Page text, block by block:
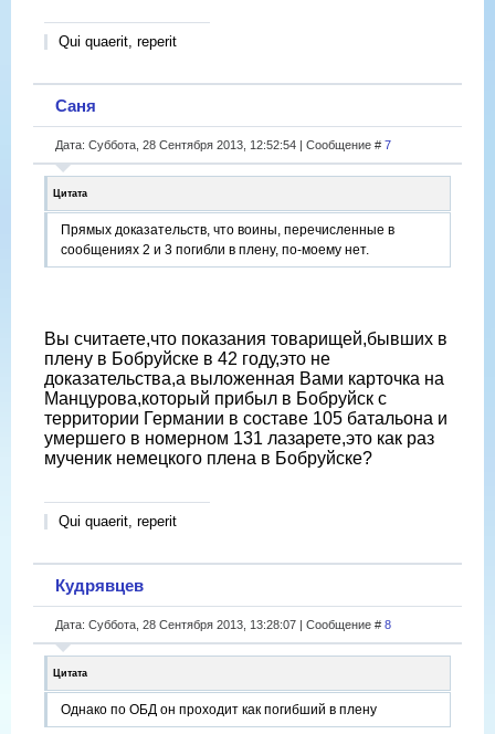
Qui quaerit, reperit
Саня
Дата: Суббота, 28 Сентября 2013, 12:52:54 | Сообщение # 7
Цитата
Прямых доказательств, что воины, перечисленные в
сообщениях 2 и 3 погибли в плену, по-моему нет.
Вы считаете,что показания товарищей,бывших в
плену в Бобруйске в 42 году,это не
доказательства,а выложенная Вами карточка на
Манцурова,который прибыл в Бобруйск с
территории Германии в составе 105 батальона и
умершего в номерном 131 лазарете,это как раз
мученик немецкого плена в Бобруйске?
Qui quaerit, reperit
Кудрявцев
Дата: Суббота, 28 Сентября 2013, 13:28:07 | Сообщение # 8
Цитата
Однако по ОБД он проходит как погибший в плену